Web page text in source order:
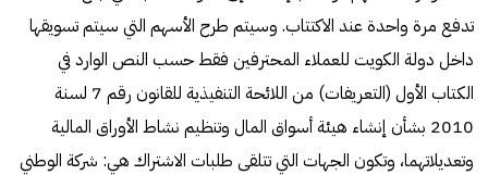
تدفع مرة واحدة عند الاكتتاب. وسيتم طرح الأسهم التي سيتم تسويقها
داخل دولة الكويت للعملاء المحترفين فقط حسب النص الوارد في
الكتاب الأول (التعريفات) من اللائحة التنفيذية للقانون رقم 7 لسنة
2010 بشأن إنشاء هيئة أسواق المال وتنظيم نشاط الأوراق المالية
وتعديلاتهما، وتكون الجهات التي تتلقى طلبات الاشتراك هي: شركة الوطني